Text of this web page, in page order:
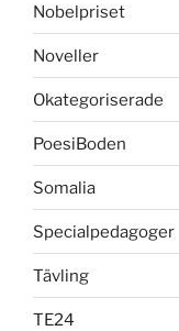
Nobelpriset
Noveller
Okategoriserade
PoesiBoden
Somalia
Specialpedagoger
Tävling
TE24